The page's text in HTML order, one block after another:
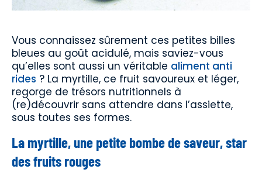
Vous connaissez sûrement ces petites billes
bleues au goût acidulé, mais saviez-vous
qu’elles sont aussi un véritable aliment anti
rides ? La myrtille, ce fruit savoureux et léger,
regorge de trésors nutritionnels à
(re)découvrir sans attendre dans l’assiette,
sous toutes ses formes.
La myrtille, une petite bombe de saveur, star
des fruits rouges